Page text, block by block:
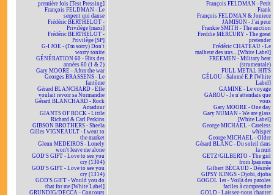
première fois [Test Pressing]
François FELDMAN - Le
serpent qui danse
Frédéric BERTHELOT -
Privilège [maxi]
Frédéric BERTHELOT -
Privilège [SP]
G-I JOE - (I'm sorry) Don't
worry tonite
GÉNÉRATION 60 - Hits des
années 60 (1 & 2)
Gary MOORE - After the war
Georges BRASSENS - Le
fantôme
Gérard BLANCHARD - Elle
voulait revoir sa Normandie
Gérard BLANCHARD - Rock
Amadour
GIANTS OF ROCK - Little
Richard & Carl Perkins
GIBSON BROTHERS - Sheela
Gilles VIGNEAULT - I went to
the market
Glenn MEDEIROS - Lonely
won't leave me alone
GOD'S GIFT - Love to see you
cry (1304)
GOD'S GIFT - Love to see you
cry (1314)
GOD'S GIFT - Would you do
that for me [White Label]
GRUNDIG/DECCA - Concours
François FELDMAN - Petit
Frank
François FELDMAN & Joniece
JAMISON - J'ai peur
Frankie SMITH - The auction
Freddie MERCURY - The great
pretender
Frédéric CHATEAU - Le
malheur des uns... [White Label]
FREEMEN - Military beat
(strumentale)
FULL METAL HITS
GÉLOU - Salomé E.P. [White
Label]
GAMINE - Le voyage
GAROU - Je n'attendais que
vous
Gary MOORE - One day
Gary NUMAN - We are glass
[White Label]
George MICHAEL - Careless
whisper
George MICHAEL - Older
Gérard BLANC - Du soleil dans
la nuit
GETZ/GILBERTO - The girl
from Ipanema
Gilbert BÉCAUD - Désirée
GIPSY KINGS - Djobi, djoba
GOGOL 1er - Voilà des paroles
faciles à comprendre
GOLD - Laissez-nous chanter